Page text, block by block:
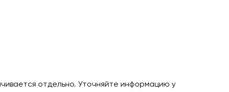
отдельно. Уточняйте информацию у